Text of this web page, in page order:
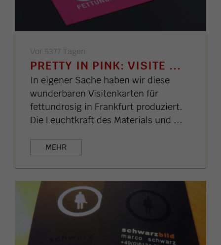
Vor 5377 Tagen
PRETTY IN PINK: VISITE ...
In eigener Sache haben wir diese
wunderbaren Visitenkarten für
fettundrosig in Frankfurt produziert.
Die Leuchtkraft des Materials und ...
MEHR